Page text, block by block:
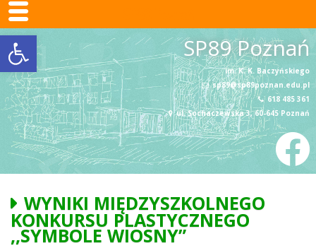
Otwórz pasek narzędzi
Skip
content
SP89 Poznań
im. K. K. Baczyńskiego
sp89@sp89poznan.edu.pl
618 485 361
ul. Sochaczewska 3, 60-645 Poznań
WYNIKI MIĘDZYSZKOLNEGO
KONKURSU PLASTYCZNEGO
,,SYMBOLE WIOSNY”